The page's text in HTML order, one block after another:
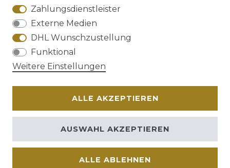
Widerrufs­recht
Zahlungsdienstleister
Externe Medien
DHL Wunschzustellung
Funktional
Weitere Einstellungen
ALLE AKZEPTIEREN
ALLE ABLEHNEN
AUSWAHL AKZEPTIEREN